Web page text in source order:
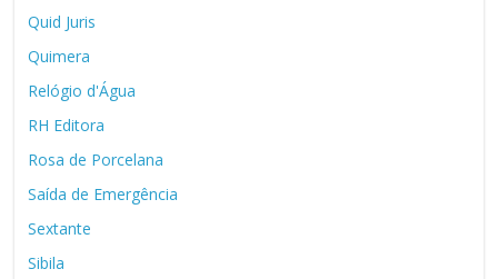
Quid Juris
Quimera
Relógio d'Água
RH Editora
Rosa de Porcelana
Saída de Emergência
Sextante
Sibila